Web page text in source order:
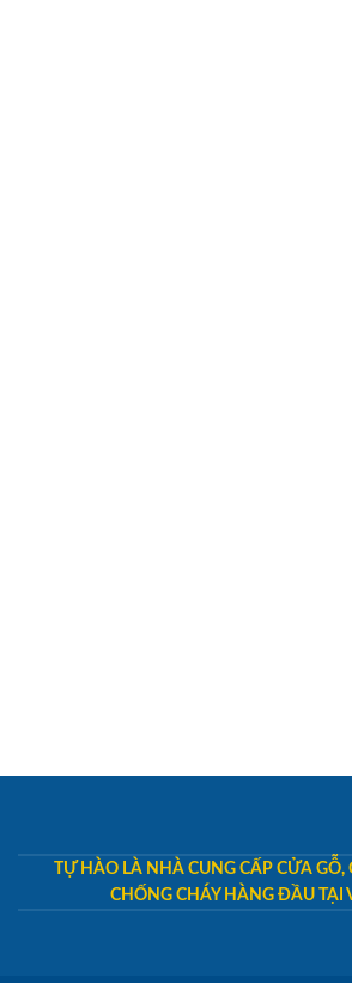
TỰ HÀO LÀ NHÀ CUNG CẤP CỬA
CHỐNG CHÁY HÀNG ĐẦU TẠI